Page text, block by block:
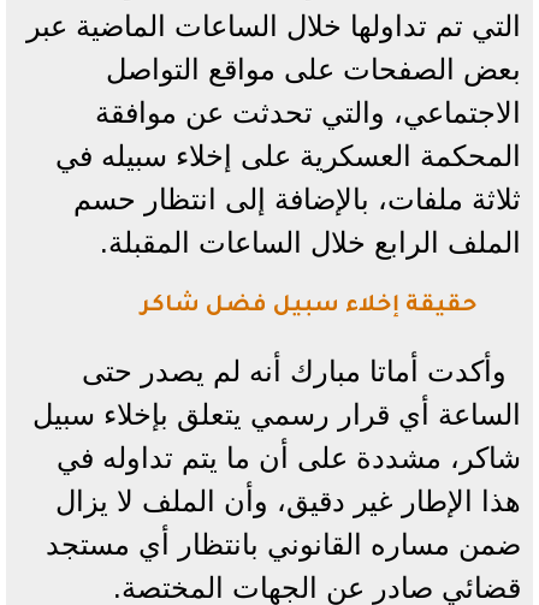
التي تم تداولها خلال الساعات الماضية عبر
بعض الصفحات على مواقع التواصل
الاجتماعي، والتي تحدثت عن موافقة
المحكمة العسكرية على إخلاء سبيله في
ثلاثة ملفات، بالإضافة إلى انتظار حسم
الملف الرابع خلال الساعات المقبلة.
حقيقة إخلاء سبيل فضل شاكر
وأكدت أماتا مبارك أنه لم يصدر حتى
الساعة أي قرار رسمي يتعلق بإخلاء سبيل
شاكر، مشددة على أن ما يتم تداوله في
هذا الإطار غير دقيق، وأن الملف لا يزال
ضمن مساره القانوني بانتظار أي مستجد
قضائي صادر عن الجهات المختصة.